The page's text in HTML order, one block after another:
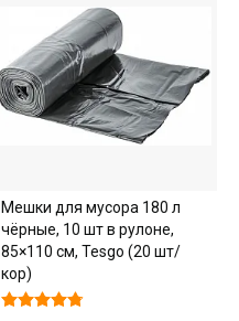
Мешки для мусора 180 л
чёрные, 10 шт в рулоне,
85×110 см, Tesgo (20 шт/
кор)